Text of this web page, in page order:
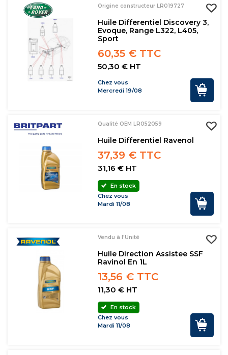
Origine constructeur LR019727
Huile Differentiel Discovery 3,
Evoque, Range L322, L405,
Sport
60,35 € TTC
50,30 € HT
Chez vous
Mercredi 19/08
Qualité OEM LR052059
Huile Differentiel Ravenol
37,39 € TTC
31,16 € HT
En stock
Chez vous
Mardi 11/08
Vendu à l'Unité
Huile Direction Assistee SSF
Ravinol En 1L
13,56 € TTC
11,30 € HT
En stock
Chez vous
Mardi 11/08